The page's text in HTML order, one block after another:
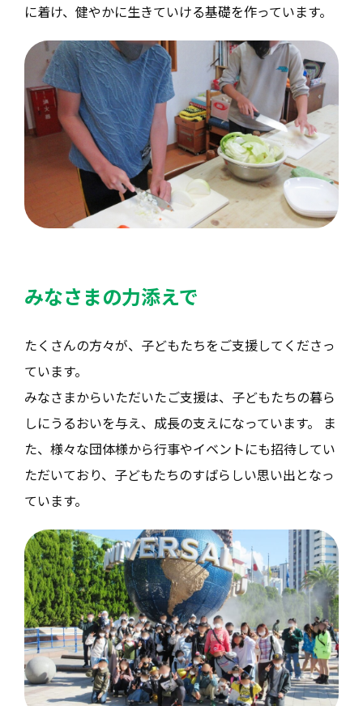
に着け、健やかに生きていける基礎を作っています。
みなさまの力添えで
たくさんの方々が、子どもたちをご支援してくださっ
ています。
みなさまからいただいたご支援は、子どもたちの暮ら
しにうるおいを与え、成長の支えになっています。 ま
た、様々な団体様から行事やイベントにも招待してい
ただいており、子どもたちのすばらしい思い出となっ
ています。